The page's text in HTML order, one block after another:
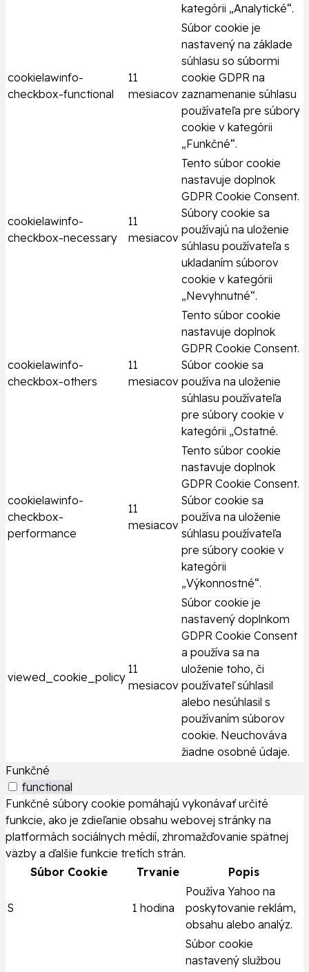
kategórii „Analytické“.
cookielawinfo-
checkbox-functional
11
mesiacov
Súbor cookie je
nastavený na základe
súhlasu so súbormi
cookie GDPR na
zaznamenanie súhlasu
používateľa pre súbory
cookie v kategórii
„Funkčné“.
cookielawinfo-
checkbox-necessary
11
mesiacov
Tento súbor cookie
nastavuje doplnok
GDPR Cookie Consent.
Súbory cookie sa
používajú na uloženie
súhlasu používateľa s
ukladaním súborov
cookie v kategórii
„Nevyhnutné“.
cookielawinfo-
checkbox-others
11
mesiacov
Tento súbor cookie
nastavuje doplnok
GDPR Cookie Consent.
Súbor cookie sa
používa na uloženie
súhlasu používateľa
pre súbory cookie v
kategórii „Ostatné.
cookielawinfo-
checkbox-
performance
11
mesiacov
Tento súbor cookie
nastavuje doplnok
GDPR Cookie Consent.
Súbor cookie sa
používa na uloženie
súhlasu používateľa
pre súbory cookie v
kategórii
„Výkonnostné“.
viewed_cookie_policy
11
mesiacov
Súbor cookie je
nastavený doplnkom
GDPR Cookie Consent
a používa sa na
uloženie toho, či
používateľ súhlasil
alebo nesúhlasil s
používaním súborov
cookie. Neuchováva
žiadne osobné údaje.
Funkčné
functional
Funkčné súbory cookie pomáhajú vykonávať určité
funkcie, ako je zdieľanie obsahu webovej stránky na
platformách sociálnych médií, zhromažďovanie spätnej
väzby a ďalšie funkcie tretích strán.
Súbor Cookie
Trvanie Popis
S 1 hodina
Používa Yahoo na
poskytovanie reklám,
obsahu alebo analýz.
Súbor cookie
nastavený službou